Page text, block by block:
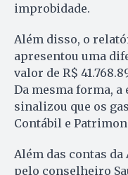
improbidade.
Além disso, o
apresentou uma
valor de R$
Da mesma forma,
sinalizou que os
Contábil e
Além das contas
pelo conselheiro